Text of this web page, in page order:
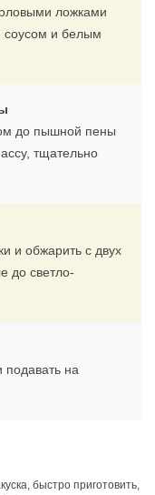
ложками
соусом и белым
до пышной пены
тщательно
и обжарить с двух
до светло-
подавать на
быстро приготовить,